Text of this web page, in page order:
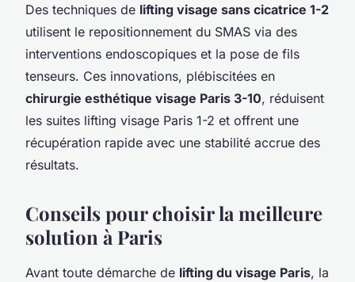
Des techniques de lifting visage sans cicatrice 1-2
utilisent le repositionnement du SMAS via des
interventions endoscopiques et la pose de fils
tenseurs. Ces innovations, plébiscitées en
chirurgie esthétique visage Paris 3-10, réduisent
les suites lifting visage Paris 1-2 et offrent une
récupération rapide avec une stabilité accrue des
résultats.
Conseils pour choisir la meilleure
solution à Paris
Avant toute démarche de lifting du visage Paris, la